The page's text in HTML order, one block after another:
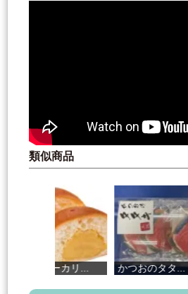
類似商品
コミベーカリ... かつおのタタ...